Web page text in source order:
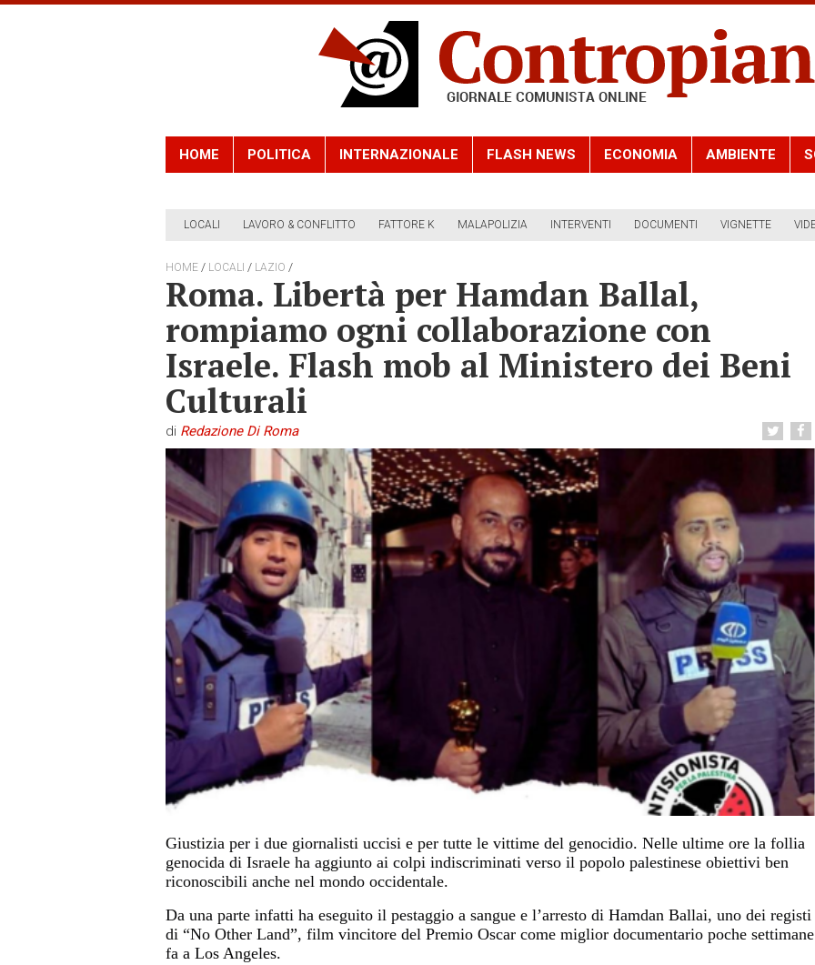
HOME POLITICA INTERNAZIONALE FLASH NEWS ECONOMIA AMBIENTE
LOCALI LAVORO & CONFLITTO FATTORE K MALAPOLIZIA INTERVENTI DOCUMENTI VIGNETTE
HOME / LOCALI / LAZIO /
Roma. Libertà per Hamdan Ballal,
rompiamo ogni collaborazione con
Israele. Flash mob al Ministero dei Beni
Culturali
di Redazione Di Roma
Giustizia per i due giornalisti uccisi e per tutte le vittime del genocidio. Nelle ultime ore la follia
genocida di Israele ha aggiunto ai colpi indiscriminati verso il popolo palestinese obiettivi ben
riconoscibili anche nel mondo occidentale.
Da una parte infatti ha eseguito il pestaggio a sangue e l’arresto di Hamdan Ballai, uno dei registi
di “No Other Land”, film vincitore del Premio Oscar come miglior documentario poche settimane
fa a Los Angeles.